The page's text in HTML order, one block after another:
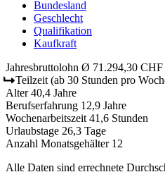
Bundesland
Geschlecht
Qualifikation
Kaufkraft
Jahresbruttolohn Ø 71.294,30 CHF
Teilzeit (ab 30 Stunden pro
Alter 40,4 Jahre
Berufserfahrung 12,9 Jahre
Wochenarbeitszeit 41,6 Stunden
Urlaubstage 26,3 Tage
Anzahl Monatsgehälter 12
Alle Daten sind errechnete